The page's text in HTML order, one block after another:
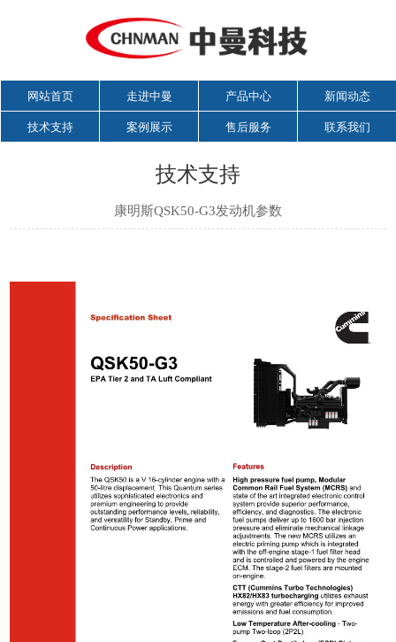
网站首页 走进中曼 产品中心 新闻动态
技术支持 案例展示 售后服务 联系我们
技术支持
康明斯QSK50-G3发动机参数